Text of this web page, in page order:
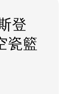
登
瓷籃